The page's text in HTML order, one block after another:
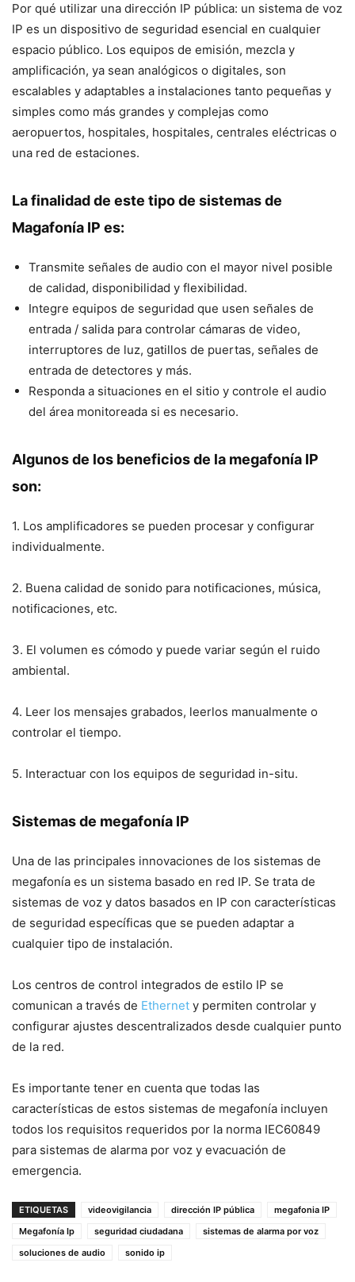
Por qué utilizar una dirección IP pública: un sistema de voz
IP es un dispositivo de seguridad esencial en cualquier
espacio público. Los equipos de emisión, mezcla y
amplificación, ya sean analógicos o digitales, son
escalables y adaptables a instalaciones tanto pequeñas y
simples como más grandes y complejas como
aeropuertos, hospitales, hospitales, centrales eléctricas o
una red de estaciones.
La finalidad de este tipo de sistemas de
Magafonía IP es:
Transmite señales de audio con el mayor nivel posible
de calidad, disponibilidad y flexibilidad.
Integre equipos de seguridad que usen señales de
entrada / salida para controlar cámaras de video,
interruptores de luz, gatillos de puertas, señales de
entrada de detectores y más.
Responda a situaciones en el sitio y controle el audio
del área monitoreada si es necesario.
Algunos de los beneficios de la megafonía IP
son:
1. Los amplificadores se pueden procesar y configurar
individualmente.
2. Buena calidad de sonido para notificaciones, música,
notificaciones, etc.
3. El volumen es cómodo y puede variar según el ruido
ambiental.
4. Leer los mensajes grabados, leerlos manualmente o
controlar el tiempo.
5. Interactuar con los equipos de seguridad in-situ.
Sistemas de megafonía IP
Una de las principales innovaciones de los sistemas de
megafonía es un sistema basado en red IP. Se trata de
sistemas de voz y datos basados ​​en IP con características
de seguridad específicas que se pueden adaptar a
cualquier tipo de instalación.
Los centros de control integrados de estilo IP se
comunican a través de Ethernet y permiten controlar y
configurar ajustes descentralizados desde cualquier punto
de la red.
Es importante tener en cuenta que todas las
características de estos sistemas de megafonía incluyen
todos los requisitos requeridos por la norma IEC60849
para sistemas de alarma por voz y evacuación de
emergencia.
ETIQUETAS videovigilancia dirección IP pública
megafonia IP
Megafonía Ip
seguridad ciudadana
sistemas de alarma por voz
soluciones de audio
sonido ip